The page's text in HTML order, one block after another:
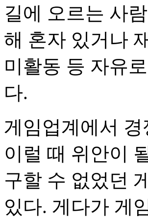
길에 오르는 사
해 혼자 있거나
미활동 등 자유
다.
게임업계에서
이럴 때 위안이
구할 수 없었던
있다. 게다가 게